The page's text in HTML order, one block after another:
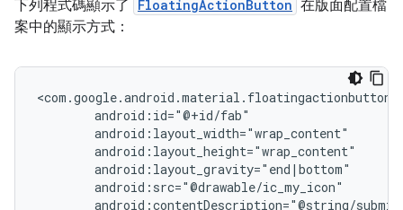
下列程式碼顯示了 FloatingActionButton 在版面配置檔
案中的顯示方式：